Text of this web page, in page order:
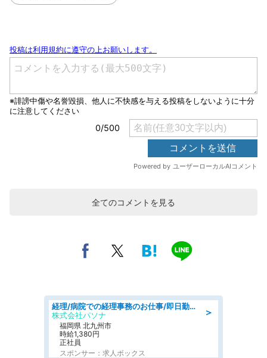
全てのコメントを見る
＞
経理/病院での経理事務のお仕事/即日勤務可/車通勤可/経理/一般事務
株式会社パソナ
福岡県 北九州市
時給1,380円
正社員
スポンサー：求人ボックス